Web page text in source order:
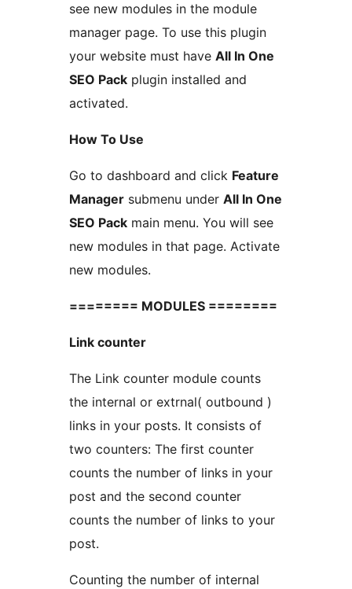
see new modules in the module
manager page. To use this plugin
your website must have All In One
SEO Pack plugin installed and
activated.
How To Use
Go to dashboard and click Feature
Manager submenu under All In One
SEO Pack main menu. You will see
new modules in that page. Activate
new modules.
======== MODULES ========
Link counter
The Link counter module counts
the internal or extrnal( outbound )
links in your posts. It consists of
two counters: The first counter
counts the number of links in your
post and the second counter
counts the number of links to your
post.
Counting the number of internal